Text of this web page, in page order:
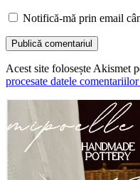
Notifică-mă prin email
Acest site folosește Akismet
procesate datele